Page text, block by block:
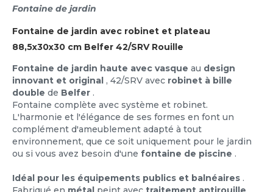
Fontaine de jardin
Fontaine de jardin avec robinet et plateau
88,5x30x30 cm Belfer 42/SRV Rouille
Fontaine de jardin haute avec vasque au design
innovant et original , 42/SRV avec robinet à bille
double de Belfer .
Fontaine complète avec système et robinet.
L'harmonie et l'élégance de ses formes en font un
complément d'ameublement adapté à tout
environnement, que ce soit uniquement pour le jardin
ou si vous avez besoin d'une fontaine de piscine .
Idéal pour les équipements publics et balnéaires .